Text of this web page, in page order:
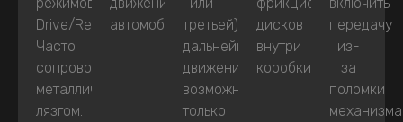
Drive/Reverse.
Часто
сопровождаются
металлическим
лязгом.
автомобиля.третьей),
дальнейшее
движение
возможно
только
дисков
внутри
коробки.
передачу
из-
за
поломки
механизма